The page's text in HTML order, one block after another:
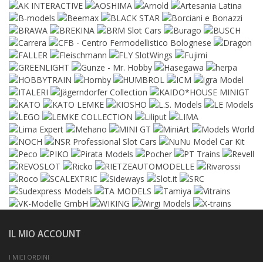
IL MIO ACCOUNT
I MIEI ORDINI